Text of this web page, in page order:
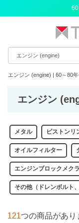
エンジン (engine) | 60～80
エンジン
メタル ピストンリ
オイルフィルター
エンジンブロックメク
その他（ドレンボルト
121つの商品があり